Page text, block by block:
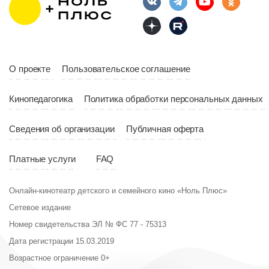
О проекте Пользовательское соглашение
Кинопедагогика Политика обработки персональных данных
Сведения об организации Публичная оферта
Платные услуги FAQ
Онлайн-кинотеатр детского и семейного кино «Ноль Плюс»
Сетевое издание
Номер свидетельства ЭЛ № ФС 77 - 75313
Дата регистрации 15.03.2019
Возрастное ограничение 0+